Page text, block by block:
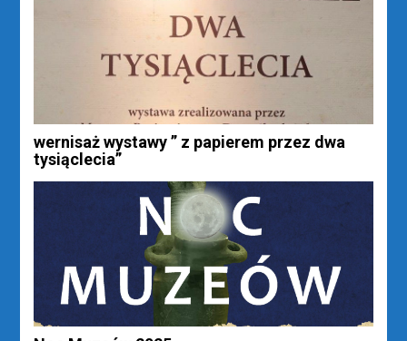
wernisaż wystawy ” z papierem przez dwa
tysiąclecia”